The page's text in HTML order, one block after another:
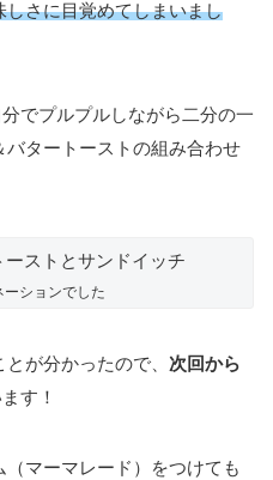
さに目覚めてしまいまし
でプルプルしながら二分の一
タートーストの組み合わせ
ションでした
が分かったので、 次回から
す！
マーマレード）をつけても